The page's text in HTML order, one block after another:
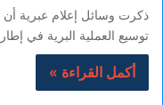
ذكرت وسائل إعلام عبرية أن
توسيع العملية البرية في
أكمل القراءة »